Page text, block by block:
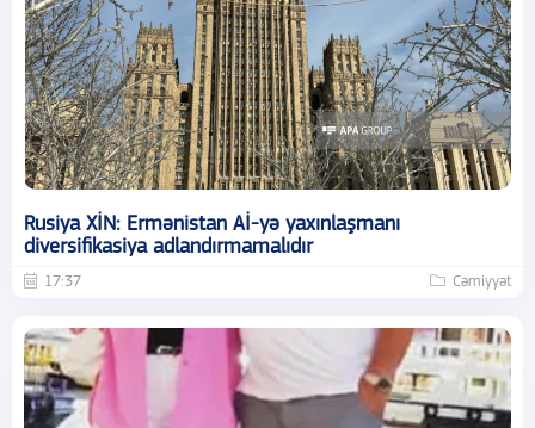
Rusiya XİN: Ermənistan Aİ-yə yaxınlaşmanı
diversifikasiya adlandırmamalıdır
17:37 Cəmiyyət